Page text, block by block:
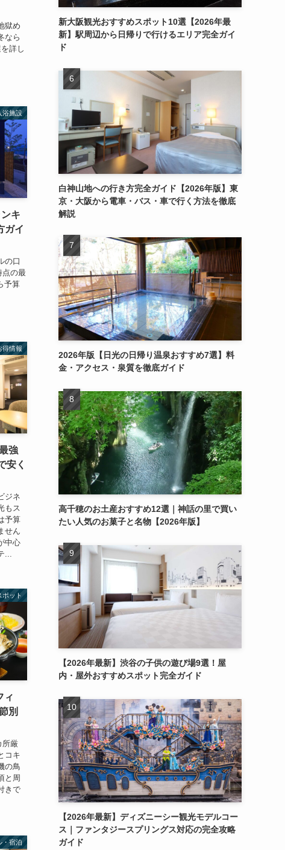
獄め
なら
詳し
浴施設
キ
ガイ
の口
点の最
予算
得情報
強
安く
ジネ
もス
予算
せん
中心
ポット
ィ
別
所厳
コキ
の鳥
と周
きで
・宿泊
新大阪観光おすすめスポット10選【2026年最
新】駅周辺から日帰りで行けるエリア完全ガイ
ド
白神山地への行き方完全ガイド【2026年版】東
京・大阪から電車・バス・車で行く方法を徹底
解説
2026年版【日光の日帰り温泉おすすめ7選】料
金・アクセス・泉質を徹底ガイド
高千穂のお土産おすすめ12選｜神話の里で買い
たい人気のお菓子と名物【2026年版】
【2026年最新】渋谷の子供の遊び場9選！屋
内・屋外おすすめスポット完全ガイド
【2026年最新】ディズニーシー観光モデルコー
ス｜ファンタジースプリングス対応の完全攻略
ガイド